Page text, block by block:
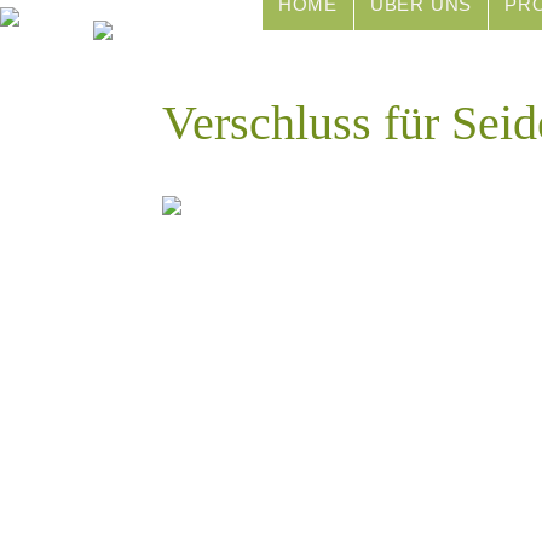
HOME ÜBER UNS
Verschluss für